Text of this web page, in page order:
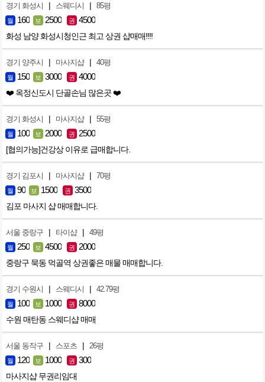
경기 화성시 | 스웨디시 | 85평
월 160 보 2500 권 4500
화성 남양 화성시청인근 최고 상권 샵매매!!!!
경기 양주시 | 마사지샵 | 40평
월 150 보 3000 권 4000
❤️ 옥정신도시 단골손님 많은곳 ❤️
경기 화성시 | 마사지샵 | 55평
월 100 보 2000 권 2500
[협의가능]건강상 이유로 급매합니다.
경기 김포시 | 마사지샵 | 70평
월 90 보 1500 권 3500
김포 마사지 샵 매매합니다.
서울 중랑구 | 타이샵 | 49평
월 250 보 4500 권 2000
중랑구 묵동 먹골역 상권좋은 매물 매매합니다.
경기 수원시 | 스웨디시 | 42.79평
월 100 보 1000 권 8000
수원 매탄동 스웨디샵 매매
서울 동작구 | 스포츠 | 26평
월 120 보 1000 권 300
마사지샵 무권리임대